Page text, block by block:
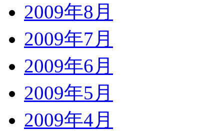
2009年8月
2009年7月
2009年6月
2009年5月
2009年4月